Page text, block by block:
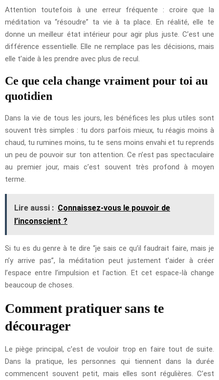
Attention toutefois à une erreur fréquente : croire que la
méditation va “résoudre” ta vie à ta place. En réalité, elle te
donne un meilleur état intérieur pour agir plus juste. C’est une
différence essentielle. Elle ne remplace pas les décisions, mais
elle t’aide à les prendre avec plus de recul.
Ce que cela change vraiment pour toi au
quotidien
Dans la vie de tous les jours, les bénéfices les plus utiles sont
souvent très simples : tu dors parfois mieux, tu réagis moins à
chaud, tu rumines moins, tu te sens moins envahi et tu reprends
un peu de pouvoir sur ton attention. Ce n’est pas spectaculaire
au premier jour, mais c’est souvent très profond à moyen
terme.
Lire aussi : Connaissez-vous le pouvoir de
l’inconscient ?
Si tu es du genre à te dire “je sais ce qu’il faudrait faire, mais je
n’y arrive pas”, la méditation peut justement t’aider à créer
l’espace entre l’impulsion et l’action. Et cet espace-là change
beaucoup de choses.
Comment pratiquer sans te
décourager
Le piège principal, c’est de vouloir trop en faire tout de suite.
Dans la pratique, les personnes qui tiennent dans la durée
commencent souvent petit, mais elles sont régulières. C’est